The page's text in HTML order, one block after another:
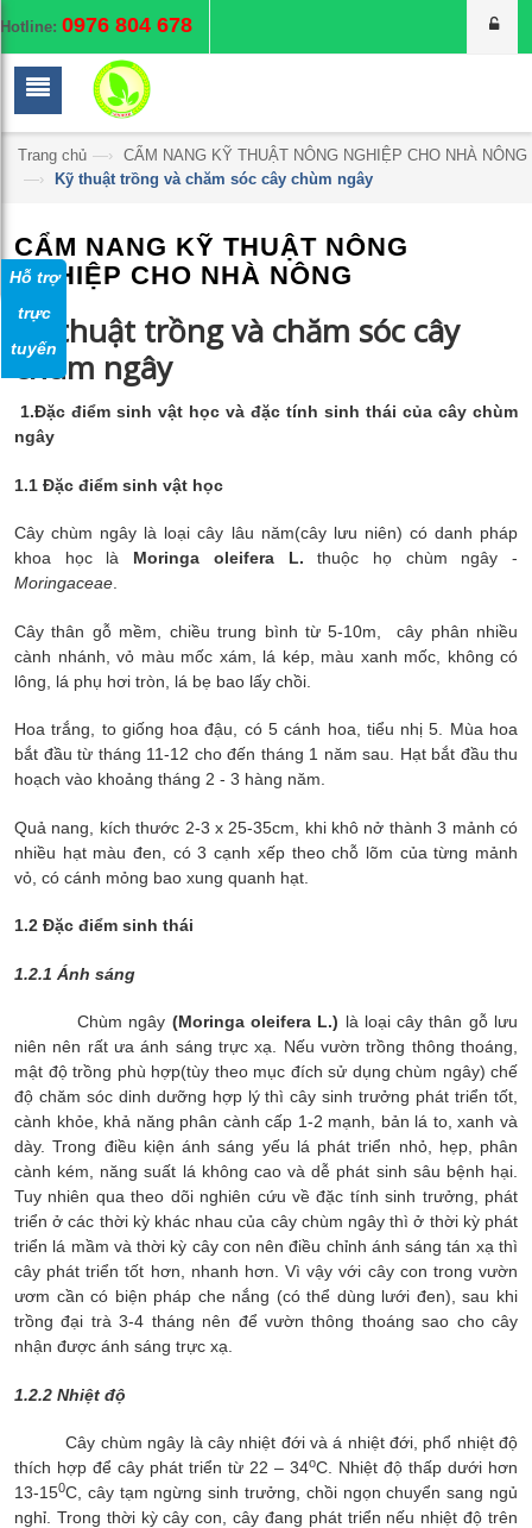
Hỗ trợ
trực
tuyến
Hotline: 0976 804 678
Trang chủ —› CẨM NANG KỸ THUẬT NÔNG NGHIỆP CHO NHÀ NÔNG
—›
Kỹ thuật trồng và chăm sóc cây chùm ngây
CẨM NANG KỸ THUẬT NÔNG
NGHIỆP CHO NHÀ NÔNG
Kỹ thuật trồng và chăm sóc cây
chùm ngây
1.Đặc điểm sinh vật học và đặc tính sinh thái của cây chùm
ngây
1.1 Đặc điểm sinh vật học
Cây chùm ngây là loại cây lâu năm(cây lưu niên) có danh pháp
khoa học là Moringa oleifera L. thuộc họ chùm ngây -
Moringaceae
Cây thân gỗ mềm, chiều trung bình từ 5-10m, cây phân nhiều
cành nhánh, vỏ màu mốc xám, lá kép, màu xanh mốc, không có
lông, lá phụ hơi tròn, lá bẹ bao lấy chồi.
Hoa trắng, to giống hoa đậu, có 5 cánh hoa, tiểu nhị 5. Mùa hoa
bắt đầu từ tháng 11-12 cho đến tháng 1 năm sau. Hạt bắt đầu thu
hoạch vào khoảng tháng 2 - 3 hàng năm.
Quả nang, kích thước 2-3 x 25-35cm, khi khô nở thành 3 mảnh có
nhiều hạt màu đen, có 3 cạnh xếp theo chỗ lõm của từng mảnh
vỏ, có cánh mỏng bao xung quanh hạt.
1.2 Đặc điểm sinh thái
1.2.1 Ánh sáng
Chùm ngây (Moringa oleifera L.) là loại cây thân gỗ lưu
niên nên rất ưa ánh sáng trực xạ. Nếu vườn trồng thông thoáng,
mật độ trồng phù hợp(tùy theo mục đích sử dụng chùm ngây) chế
độ chăm sóc dinh dưỡng hợp lý thì cây sinh trưởng phát triển tốt,
cành khỏe, khả năng phân cành cấp 1-2 mạnh, bản lá to, xanh và
dày. Trong điều kiện ánh sáng yếu lá phát triển nhỏ, hẹp, phân
cành kém, năng suất lá không cao và dễ phát sinh sâu bệnh hại.
Tuy nhiên qua theo dõi nghiên cứu về đặc tính sinh trưởng, phát
triển ở các thời kỳ khác nhau của cây chùm ngây thì ở thời kỳ phát
triển lá mầm và thời kỳ cây con nên điều chỉnh ánh sáng tán xạ thì
cây phát triển tốt hơn, nhanh hơn. Vì vậy với cây con trong vườn
ươm cần có biện pháp che nắng (có thể dùng lưới đen), sau khi
trồng đại trà 3-4 tháng nên để vườn thông thoáng sao cho cây
nhận được ánh sáng trực xạ.
1.2.2 Nhiệt độ
Cây chùm ngây là cây nhiệt đới và á nhiệt đới, phổ nhiệt độ
thích hợp để cây phát triển từ 22 – 34oC. Nhiệt độ thấp dưới hơn
13-150C, cây tạm ngừng sinh trưởng, chồi ngọn chuyển sang ngủ
nghỉ. Trong thời kỳ cây con, cây đang phát triển nếu nhiệt độ trên